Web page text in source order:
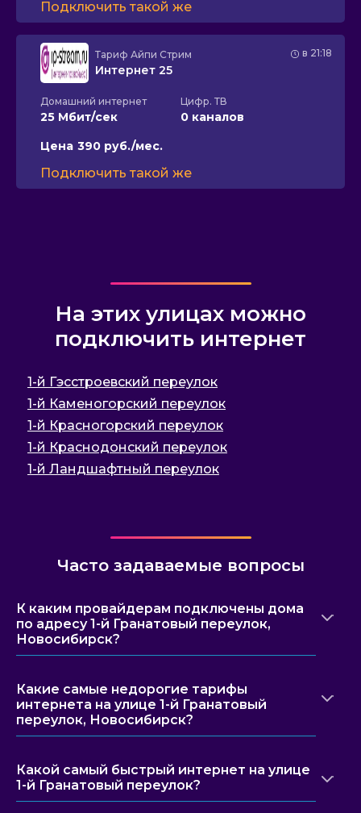
Подключить такой же
в 21:18
Тариф Айпи Стрим
Интернет 25
Домашний интернет
25 Мбит/сек
Цифр. ТВ
0 каналов
Цена 390 руб./мес.
Подключить такой же
На этих улицах можно
подключить интернет
1-й Гэсстроевский переулок
1-й Каменогорский переулок
1-й Красногорский переулок
1-й Краснодонский переулок
1-й Ландшафтный переулок
Часто задаваемые вопросы
К каким провайдерам подключены дома
по адресу 1-й Гранатовый переулок,
Новосибирск?
Какие самые недорогие тарифы
интернета на улице 1-й Гранатовый
переулок, Новосибирск?
Какой самый быстрый интернет на улице
1-й Гранатовый переулок?